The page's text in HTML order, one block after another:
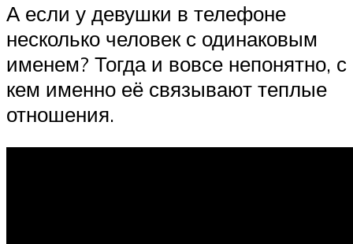
А если у девушки в телефоне
несколько человек с одинаковым
именем? Тогда и вовсе непонятно, с
кем именно её связывают теплые
отношения.